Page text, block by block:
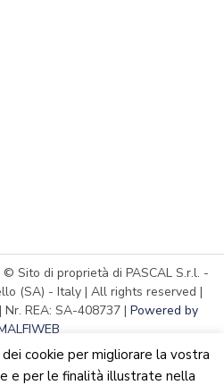
© Sito di proprietà di PASCAL S.r.l. -
(SA) - Italy | All rights reserved |
REA: SA-408737 | Powered by
cookie per migliorare la vostra
e per le finalità illustrate nella